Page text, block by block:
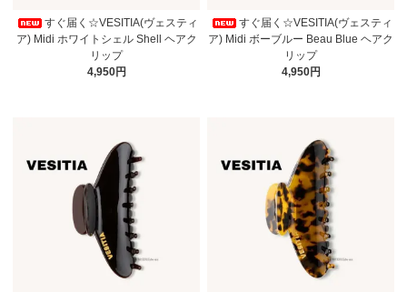
すぐ届く☆VESITIA(ヴェスティ
ア) Midi ホワイトシェル Shell ヘアク
リップ
4,950円
すぐ届く☆VESITIA(ヴェスティ
ア) Midi ボーブルー Beau Blue ヘアク
リップ
4,950円